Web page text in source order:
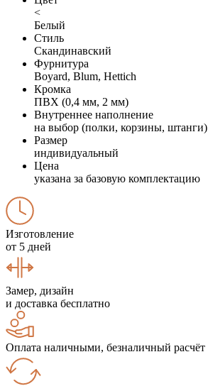
<
Белый
Стиль
Скандинавский
Фурнитура
Boyard, Blum, Hettich
Кромка
ПВХ (0,4 мм, 2 мм)
Внутреннее наполнение
на выбор (полки, корзины, штанги)
Размер
индивидуальный
Цена
указана за базовую комплектацию
Изготовление
от 5 дней
Замер, дизайн
и доставка бесплатно
Оплата наличными, безналичный расчёт